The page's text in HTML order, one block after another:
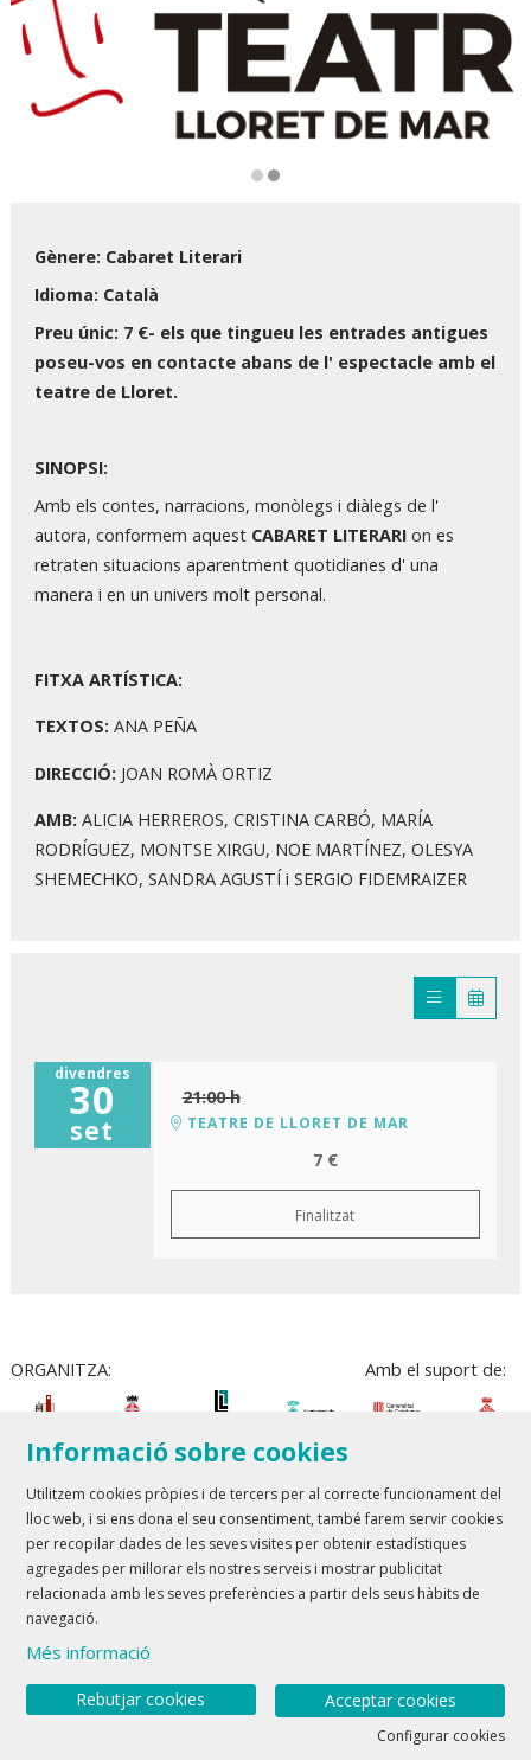
Gènere: Cabaret Literari
Idioma: Català
Preu únic: 7 €- els que tingueu les entrades antigues
poseu-vos en contacte abans de l' espectacle amb el
teatre de Lloret.
SINOPSI:
Amb els contes, narracions, monòlegs i diàlegs de l'
autora, conformem aquest CABARET LITERARI on es
retraten situacions aparentment quotidianes d' una
manera i en un univers molt personal.
FITXA ARTÍSTICA:
TEXTOS: ANA PEÑA
DIRECCIÓ: JOAN ROMÀ ORTIZ
AMB: ALICIA HERREROS, CRISTINA CARBÓ, MARÍA
RODRÍGUEZ, MONTSE XIRGU, NOE MARTÍNEZ, OLESYA
SHEMECHKO, SANDRA AGUSTÍ i SERGIO FIDEMRAIZER
divendres
30
set
21:00 h
TEATRE DE LLORET DE MAR
7 €
Finalitzat
ORGANITZA: Amb el suport de:
Teatre Lloret de Mar| T 972 361 835
Teatre de Blanes| T 972 358 473
Sitemap Avís Legal Ús de Cookies Contactar
Link a youtube
Link a twitter
Informació sobre cookies
Utilitzem cookies pròpies i de tercers per al correcte funcionament del
lloc web, i si ens dona el seu consentiment, també farem servir cookies
per recopilar dades de les seves visites per obtenir estadístiques
agregades per millorar els nostres serveis i mostrar publicitat
relacionada amb les seves preferències a partir dels seus hàbits de
navegació.
Més informació
Acceptar cookies
Rebutjar cookies
Configurar cookies